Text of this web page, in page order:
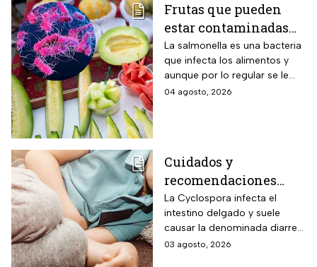
Frutas que pueden
estar contaminadas
de salmonella y cómo
protegerte del
contagio
La salmonella es una bacteria
que infecta los alimentos y
aunque por lo regular se le
relaciona con el huevo,
04 agosto, 2026
Cuidados y
recomendaciones
para niños ante los
riesgos por cyclospora
La Cyclospora infecta el
intestino delgado y suele
causar la denominada diarrea
explosiva, de acuerdo con
03 agosto, 2026